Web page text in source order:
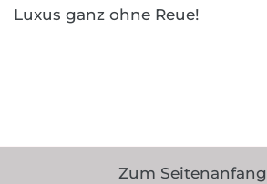
Luxus ganz ohne Reue!
Zum Seitenanfang